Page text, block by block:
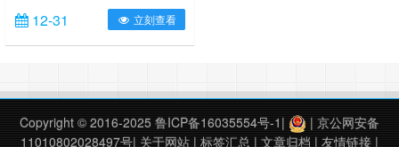
于此写了这个直接打开Sentinel2的
工具，本工具操作简单，使用方便，
目前主要支持以下特性，直接打开
反射率产品，如果想定标为辐射亮
度，可以查看之前的工具：
https://www.ixxin.cn/2017……
12-31 立刻查看
Copyright © 2016-2025 鲁ICP备16035554号-1 | | 京公网安备
11010802028497号| 关于网站 | 标签汇总 | 文章归档 | 友情链接 |